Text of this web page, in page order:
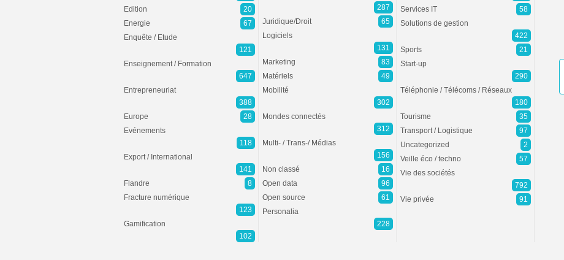
Edition
20
Energie
67
Enquête / Etude
121
Enseignement / Formation
647
Entrepreneuriat
388
Europe
28
Evénements
118
Export / International
141
Flandre
8
Fracture numérique
123
Gamification
102
287
Juridique/Droit
65
Logiciels
131
Marketing
83
Matériels
49
Mobilité
302
Mondes connectés
312
Multi- / Trans-/ Médias
156
Non classé
16
Open data
96
Open source
61
Personalia
228
Services IT
58
Solutions de gestion
422
Sports
21
Start-up
290
Téléphonie / Télécoms / Réseaux
180
Tourisme
35
Transport / Logistique
97
Uncategorized
2
Veille éco / techno
57
Vie des sociétés
792
Vie privée
91